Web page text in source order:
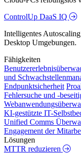
ControlUp DaaS IQ
Intelligentes
Desktop Umgebungen.
Fähigkeiten
und
Endpunktsicherheit
Fehlersuche und -
KI-gestützte IT-
Unified Comms
Engagement der
Lösungen
MTTR reduzieren